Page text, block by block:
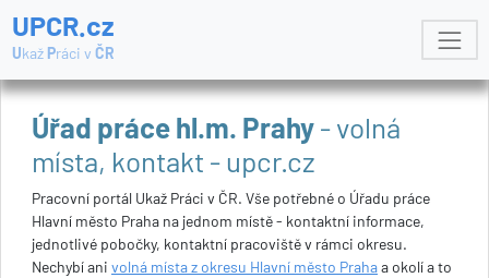
UPCR.cz
Ukaž Práci v ČR
Úřad práce hl.m. Prahy- volná
místa, kontakt - upcr.cz
Pracovní portál Ukaž Práci v ČR. Vše potřebné o Úřadu práce
Hlavní město Praha na jednom místě - kontaktní informace,
jednotlivé pobočky, kontaktní pracoviště v rámci okresu.
Nechybí ani volná místa z okresu Hlavní město Prahaa okolí a to